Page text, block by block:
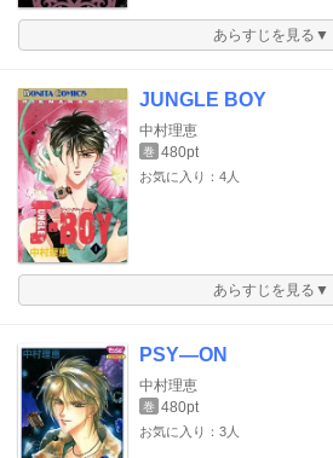
あらすじを見る▼
JUNGLE BOY
中村理恵
巻 480pt
お気に入り：4人
あらすじを見る▼
PSY―ON
中村理恵
巻 480pt
お気に入り：3人